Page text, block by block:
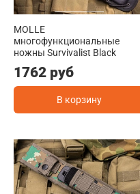
MOLLE
многофункциональные
ножны Survivalist Black
1762 руб
В корзину